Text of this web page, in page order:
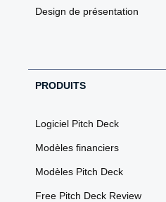
Design de présentation
PRODUITS
Logiciel Pitch Deck
Modèles financiers
Modèles Pitch Deck
Free Pitch Deck Review